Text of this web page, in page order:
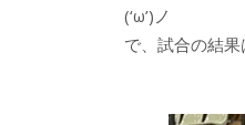
(‘ω’)ノ
で、試合の結果